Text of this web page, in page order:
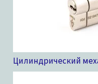
Цилиндрический